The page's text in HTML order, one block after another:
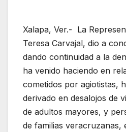
Xalapa, Ver.- La
Teresa Carvajal, dio a
dando continuidad a la
ha venido haciendo en
cometidos por agiotistas,
derivado en desalojos de
de adultos mayores, y
de familias veracruzanas,